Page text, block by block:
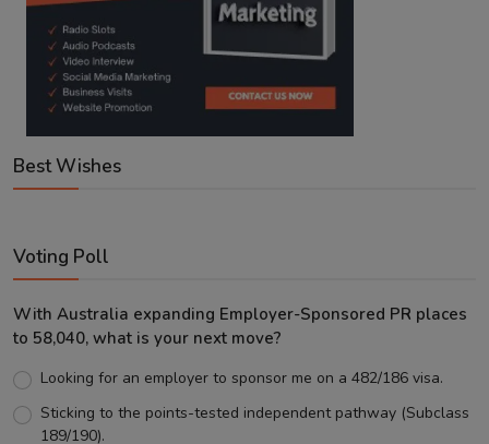
Best Wishes
Voting Poll
With Australia expanding Employer-Sponsored PR places
to 58,040, what is your next move?
Looking for an employer to sponsor me on a 482/186 visa.
Sticking to the points-tested independent pathway (Subclass
189/190).